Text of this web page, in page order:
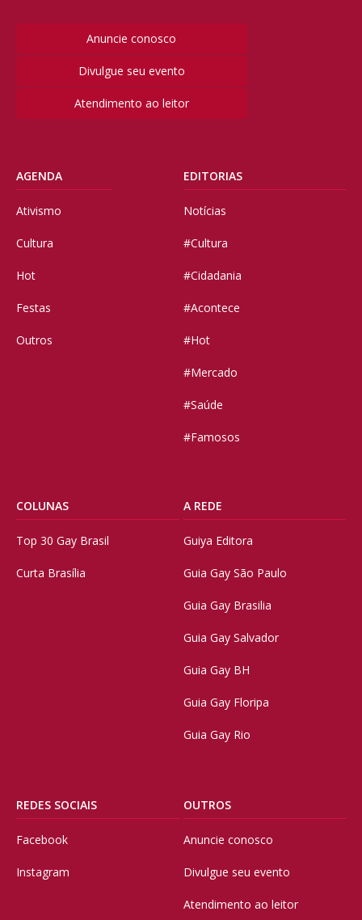
Anuncie conosco
Divulgue seu evento
Atendimento ao leitor
AGENDA
Ativismo
Cultura
Hot
Festas
Outros
EDITORIAS
Notícias
#Cultura
#Cidadania
#Acontece
#Hot
#Mercado
#Saúde
#Famosos
COLUNAS
Top 30 Gay Brasil
Curta Brasília
A REDE
Guiya Editora
Guia Gay São Paulo
Guia Gay Brasilia
Guia Gay Salvador
Guia Gay BH
Guia Gay Floripa
Guia Gay Rio
REDES SOCIAIS
Facebook
Instagram
OUTROS
Anuncie conosco
Divulgue seu evento
Atendimento ao leitor